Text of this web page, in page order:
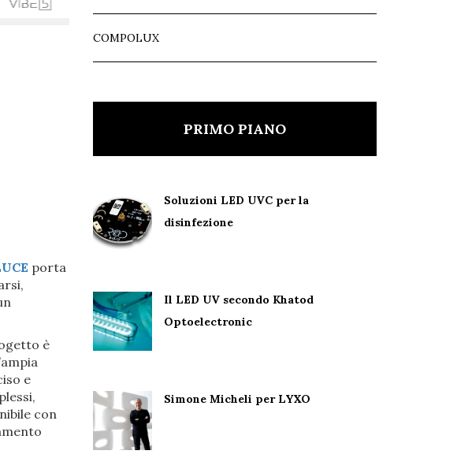
porta
è
e
con
COMPOLUX
PRIMO PIANO
Soluzioni LED UVC per la
disinfezione
Il LED UV secondo Khatod
Optoelectronic
Simone Micheli per LYXO